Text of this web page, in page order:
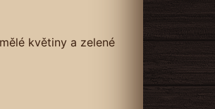
květiny a zelené